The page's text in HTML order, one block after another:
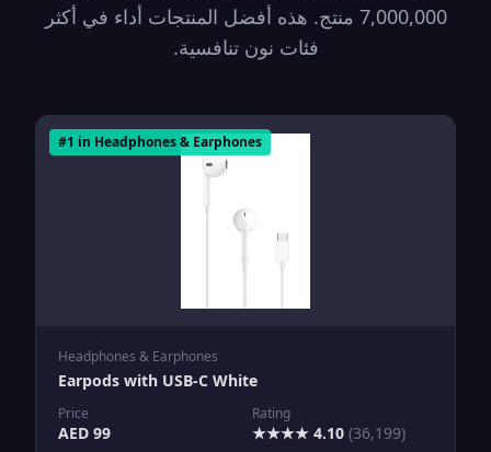
7,000,000 منتج. هذه أفضل المنتجات أداء في أكثر
فئات نون تنافسية.
#1 in Headphones & Earphones
Headphones & Earphones
Earpods with USB-C White
Price
AED 99
Rating
★★★★ 4.10 (36,199)